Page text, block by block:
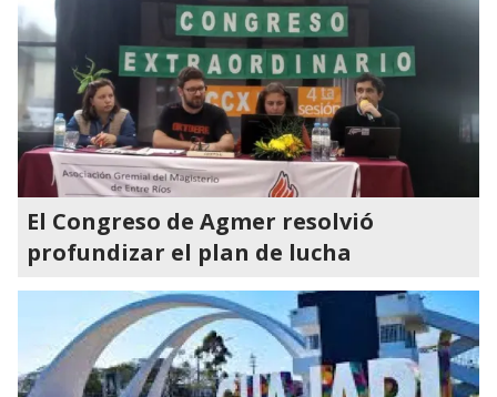
El Congreso de Agmer resolvió
profundizar el plan de lucha